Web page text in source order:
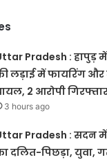
Pradesh : हापुड़
लड़ाई में फायरिंग और
2 आरोपी
3 hours ago
Pradesh : सदन
दलित-पिछड़ा, युवा,